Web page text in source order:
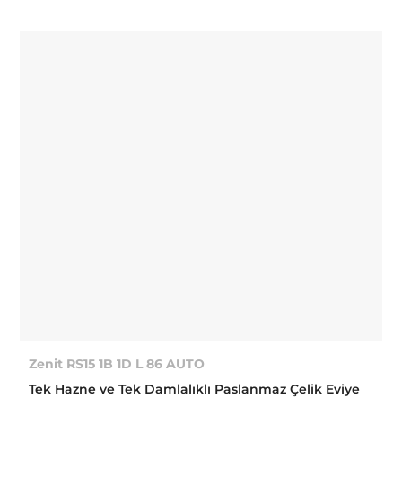
Zenit RS15 1B 1D L 86 AUTO
Tek Hazne ve Tek Damlalıklı Paslanmaz Çelik Eviye